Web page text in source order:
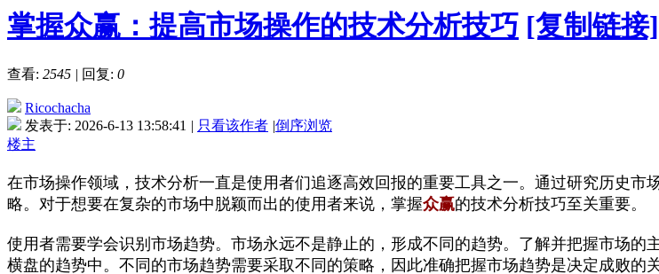
掌握众赢：提高市场操作的技术分析技巧 [复制链接]
查看: 2545 | 回复: 0
Ricochacha
发表于: 2026-6-13 13:58:41 | 只看该作者 |倒序浏览
楼主
在市场操作领域，技术分析一直是使用者们追逐高效回报的重要工具之一。通过研究历史
略。对于想要在复杂的市场中脱颖而出的使用者来说，掌握众赢的技术分析技巧至关重要。
使用者需要学会识别市场趋势。市场永远不是静止的，形成不同的趋势。了解并把握市场
横盘的趋势中。不同的市场趋势需要采取不同的策略，因此准确把握市场趋势是决定成败的关